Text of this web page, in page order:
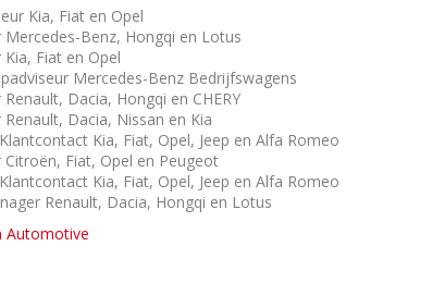
Kia, Fiat en Opel
Benz, Hongqi en Lotus
Fiat en Opel
Mercedes-Benz Bedrijfswagens
Dacia, Hongqi en CHERY
Dacia, Nissan en Kia
Kia, Fiat, Opel, Jeep en Alfa Romeo
Fiat, Opel en Peugeot
Kia, Fiat, Opel, Jeep en Alfa Romeo
Renault, Dacia, Hongqi en Lotus
Automotive